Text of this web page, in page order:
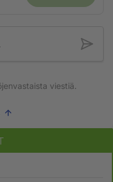
viestiä.